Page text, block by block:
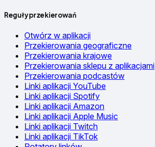
Reguły przekierowań
Otwórz w aplikacji
Przekierowania geograficzne
Przekierowania krajowe
Przekierowania sklepu z aplikacjami
Przekierowania podcastów
Linki aplikacji YouTube
Linki aplikacji Spotify
Linki aplikacji Amazon
Linki aplikacji Apple Music
Linki aplikacji Twitch
Linki aplikacji TikTok